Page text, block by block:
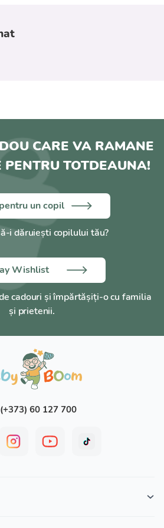
CARE VA RAMANE
TOTDEAUNA!
un copil
i dăruiești copilului tău?
Wishlist
cadouri și împărtășiți-o cu familia
și prietenii.
(+373) 60 127 700